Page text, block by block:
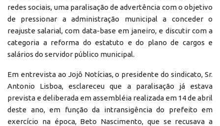
redes sociais, uma paralisação de advertência com o objetivo
de pressionar a administração municipal a conceder o
reajuste salarial, com data-base em janeiro, e discutir com a
categoria a reforma do estatuto e do plano de cargos e
salários do servidor público municipal.
Em entrevista ao Jojô Notícias, o presidente do sindicato, Sr.
Antonio Lisboa, esclareceu que a paralisação já estava
prevista e deliberada em assembléia realizada em 14 de abril
deste ano, em função da intransigência do prefeito em
exercício na época, Beto Nascimento, que se recusava a